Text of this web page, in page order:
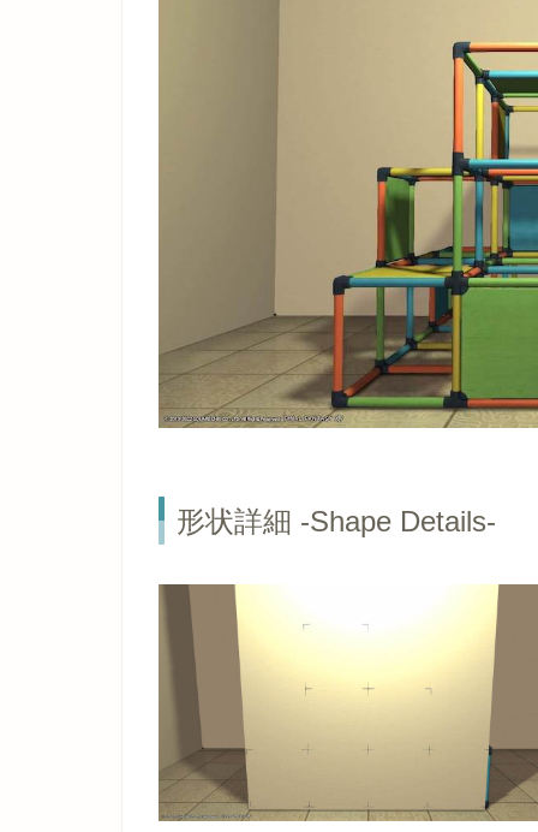
形状詳細 -Shape Details-